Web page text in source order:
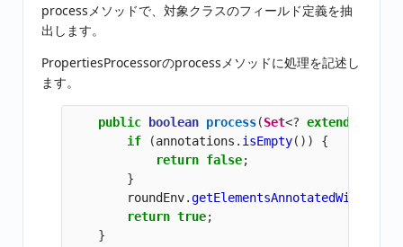
processメソッドで、対象クラスのフィールド定義を抽
出します。
PropertiesProcessorのprocessメソッドに処理を記述し
ます。
public boolean process(Set<? extends
if
(annotations . isEmpty())
{
return false;
}
roundEnv.getElementsAnnotatedWith
return true;
}